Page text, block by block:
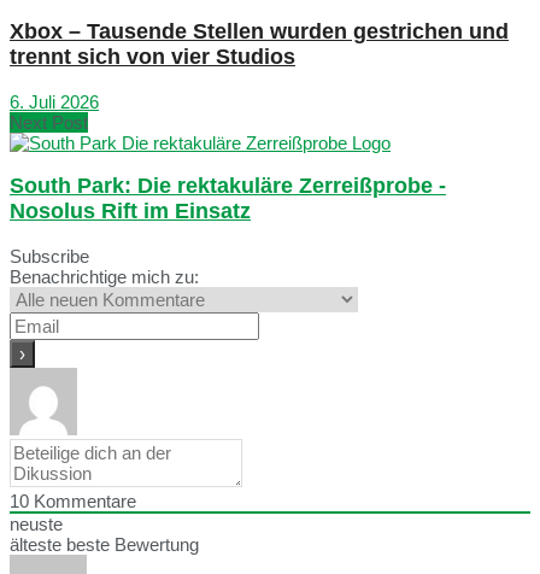
Xbox – Tausende Stellen wurden gestrichen und
trennt sich von vier Studios
6. Juli 2026
Next Post
South Park: Die rektakuläre Zerreißprobe -
Nosolus Rift im Einsatz
Subscribe
Benachrichtige mich zu:
10 Kommentare
neuste
älteste beste Bewertung